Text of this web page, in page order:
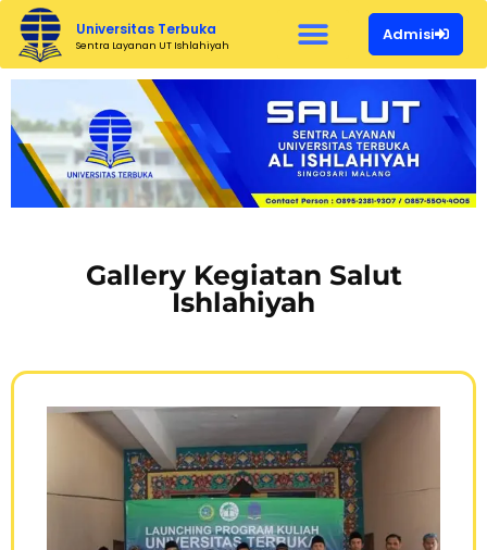
Universitas Terbuka
Sentra Layanan UT Ishlahiyah
Admisi
Gallery Kegiatan Salut
Ishlahiyah